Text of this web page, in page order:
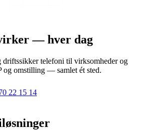
— hver dag
telefoni til virksomheder og
og omstilling — samlet ét sted.
22 15 14